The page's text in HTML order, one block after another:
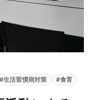
#生活習慣病対策 #食育